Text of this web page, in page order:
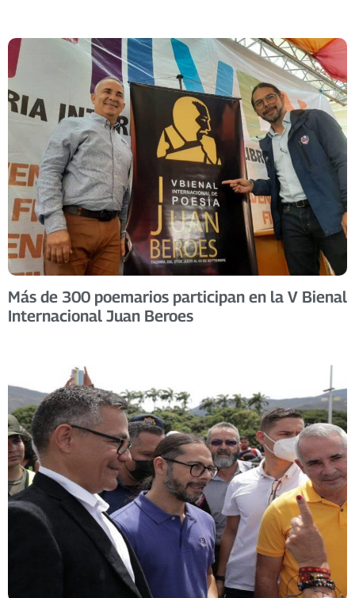
Más de 300 poemarios participan en la V Bienal
Internacional Juan Beroes